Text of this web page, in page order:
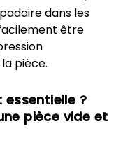
dans les
être
pièce.
?
pièce vide et